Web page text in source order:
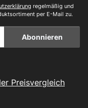
regelmäßig und
per E-Mail zu.
Abonnieren